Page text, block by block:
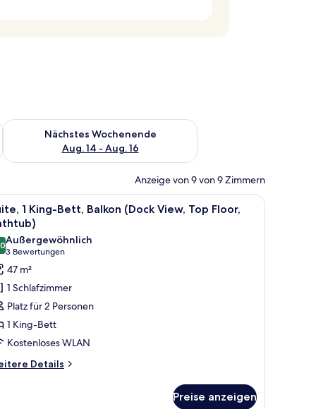
Aug. 7 - Aug. 9.
Nächstes Wochenende
Aug. 14 - Aug. 16
Überprüfe die Verfügbarkeit für nächstes Wochenende, Aug.
Anzeige von 9 von 9 Zimmern
Stuhl und einem großen Fenster mit Blick auf die Stadt.
Suite, 1 King-Bett, Balkon (Dock View, Top
11
1 King-Bett, Balkon (Dock View, Top Floor,
von 10
Außergewöhnlich
3 Bewertungen
(3
Bewertungen)
47 m²
1 Schlafzimmer
Platz für 2 Personen
1 King-Bett
Kostenloses WLAN
Details
Preise anzeigen